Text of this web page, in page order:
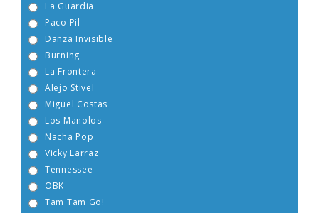
La Guardia
Paco Pil
Danza Invisible
Burning
La Frontera
Alejo Stivel
Miguel Costas
Los Manolos
Nacha Pop
Vicky Larraz
Tennessee
OBK
Tam Tam Go!